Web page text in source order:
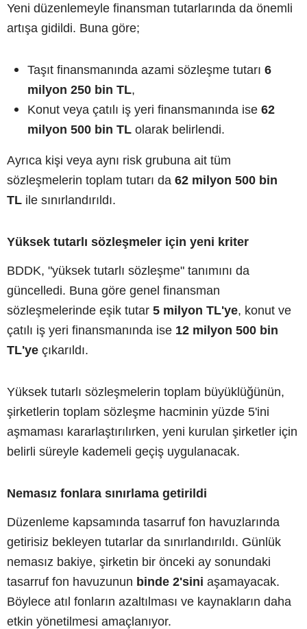
Yeni düzenlemeyle finansman tutarlarında da önemli
artışa gidildi. Buna göre;
Taşıt finansmanında azami sözleşme tutarı 6
milyon 250 bin TL,
Konut veya çatılı iş yeri finansmanında ise 62
milyon 500 bin TL olarak belirlendi.
Ayrıca kişi veya aynı risk grubuna ait tüm
sözleşmelerin toplam tutarı da 62 milyon 500 bin
TL ile sınırlandırıldı.
Yüksek tutarlı sözleşmeler için yeni kriter
BDDK, "yüksek tutarlı sözleşme" tanımını da
güncelledi. Buna göre genel finansman
sözleşmelerinde eşik tutar 5 milyon TL'ye, konut ve
çatılı iş yeri finansmanında ise 12 milyon 500 bin
TL'ye çıkarıldı.
Yüksek tutarlı sözleşmelerin toplam büyüklüğünün,
şirketlerin toplam sözleşme hacminin yüzde 5'ini
aşmaması kararlaştırılırken, yeni kurulan şirketler için
belirli süreyle kademeli geçiş uygulanacak.
Nemasız fonlara sınırlama getirildi
Düzenleme kapsamında tasarruf fon havuzlarında
getirisiz bekleyen tutarlar da sınırlandırıldı. Günlük
nemasız bakiye, şirketin bir önceki ay sonundaki
tasarruf fon havuzunun binde 2'sini aşamayacak.
Böylece atıl fonların azaltılması ve kaynakların daha
etkin yönetilmesi amaçlanıyor.